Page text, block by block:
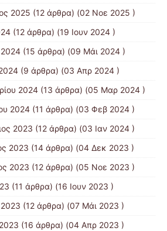
2025 (12 άρθρα) (02 Νοε 2025 )
(12 άρθρα) (19 Ιουν 2024 )
2024 (15 άρθρα) (09 Μάι 2024 )
(9 άρθρα) (03 Απρ 2024 )
2024 (13 άρθρα) (05 Μαρ 2024 )
2024 (11 άρθρα) (03 Φεβ 2024 )
2023 (12 άρθρα) (03 Ιαν 2024 )
2023 (14 άρθρα) (04 Δεκ 2023 )
2023 (12 άρθρα) (05 Νοε 2023 )
(11 άρθρα) (16 Ιουν 2023 )
(12 άρθρα) (07 Μάι 2023 )
(16 άρθρα) (04 Απρ 2023 )